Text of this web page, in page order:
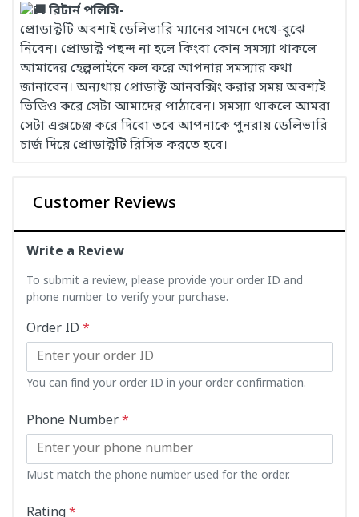
রিটার্ন পলিসি-
প্রোডাক্টটি অবশ্যই ডেলিভারি ম্যানের সামনে দেখে-বুঝে
নিবেন। প্রোডাক্ট পছন্দ না হলে কিংবা কোন সমস্যা থাকলে
আমাদের হেল্পলাইনে কল করে আপনার সমস্যার কথা
জানাবেন। অন্যথায় প্রোডাক্ট আনবক্সিং করার সময় অবশ্যই
ভিডিও করে সেটা আমাদের পাঠাবেন। সমস্যা থাকলে আমরা
সেটা এক্সচেঞ্জ করে দিবো তবে আপনাকে পুনরায় ডেলিভারি
চার্জ দিয়ে প্রোডাক্টটি রিসিভ করতে হবে।
Customer Reviews
Write a Review
To submit a review, please provide your order ID and
phone number to verify your purchase.
Order ID *
You can find your order ID in your order confirmation.
Phone Number*
Must match the phone number used for the order.
Rating*